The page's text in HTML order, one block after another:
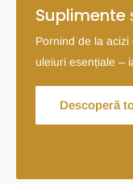
Suplimente
Pornind de la
uleiuri esențiale –
Descoperă